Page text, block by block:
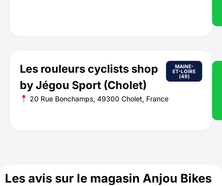
Les rouleurs cyclists shop
by Jégou Sport (Cholet)
MAINE-
ET-LOIRE
(49)
20 Rue Bonchamps, 49300 Cholet, France
Les avis sur le magasin Anjou Bikes